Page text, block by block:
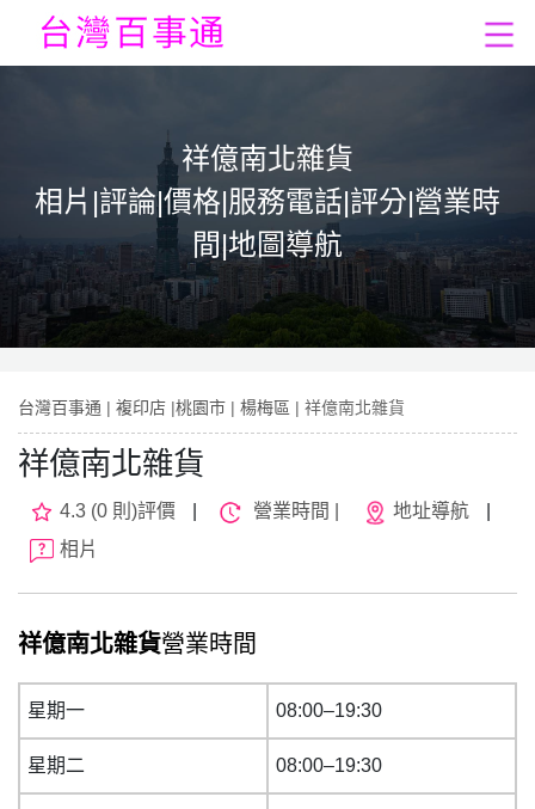
祥億南北雜貨
相片|評論|價格|服務電話|評分|營業時
間|地圖導航
台灣百事通 | 複印店 |桃園市 | 楊梅區 | 祥億南北雜貨
祥億南北雜貨
4.3 (0 則)評價 營業時間 | 地址導航
相片
祥億南北雜貨營業時間
星期一 08:00–19:30
星期二 08:00–19:30